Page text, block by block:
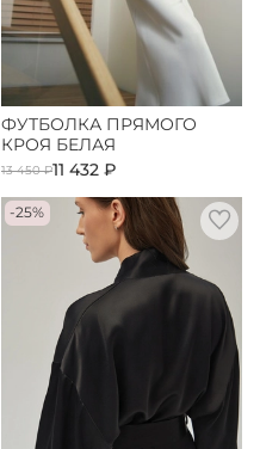
ФУТБОЛКА ПРЯМОГО
КРОЯ БЕЛАЯ
13 450 ₽11 432 ₽
-25%